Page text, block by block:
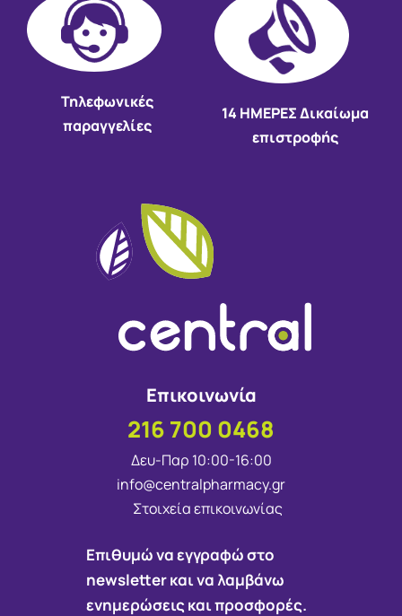
Τηλεφωνικές
παραγγελίες
14 HMEΡΕΣ Δικαίωμα
επιστροφής
Επικοινωνία
216 700 0468
Δευ-Παρ 10:00-16:00
info@centralpharmacy.gr
Στοιχεία επικοινωνίας
Επιθυμώ να εγγραφώ στο
newsletter και να λαμβάνω
ενημερώσεις και προσφορές.